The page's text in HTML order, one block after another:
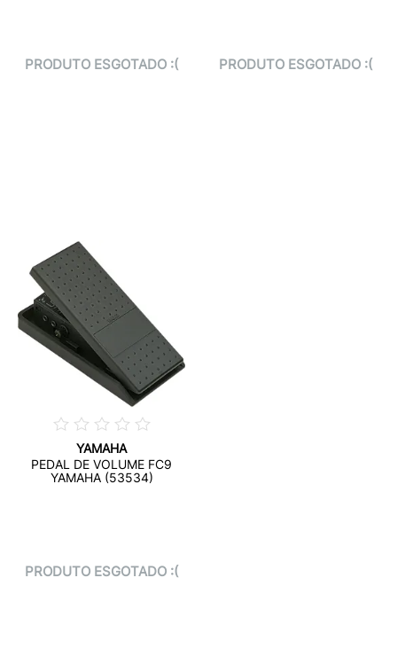
PRODUTO ESGOTADO :( PRODUTO ESGOTADO :(
YAMAHA
PEDAL DE VOLUME FC9
YAMAHA (53534)
PRODUTO ESGOTADO :(